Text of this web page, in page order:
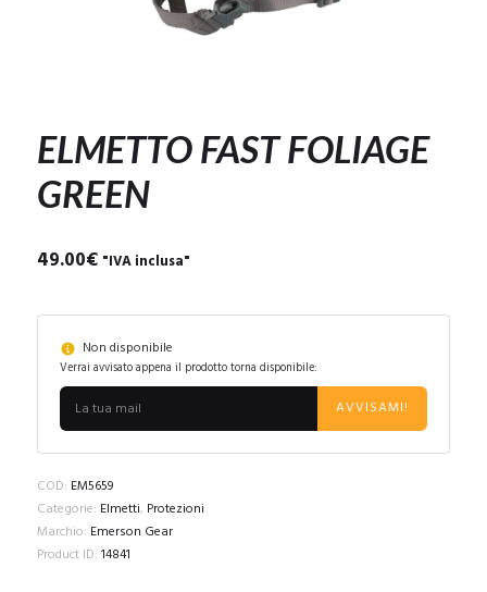
ELMETTO FAST FOLIAGE
GREEN
49.00€ "IVA inclusa"
Non disponibile
Verrai avvisato appena il prodotto torna disponibile:
AVVISAMI!
COD: EM5659
Categorie: Elmetti, Protezioni
Marchio: Emerson Gear
Product ID: 14841